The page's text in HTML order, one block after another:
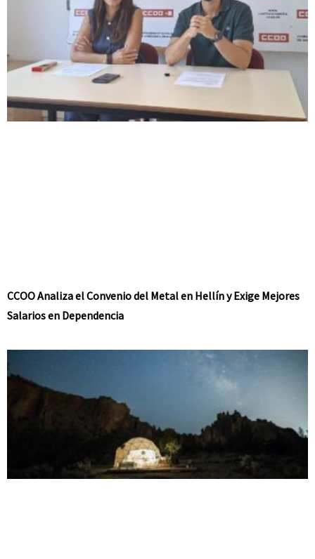
CCOO Analiza el Convenio del Metal en Hellín y Exige Mejores
Salarios en Dependencia